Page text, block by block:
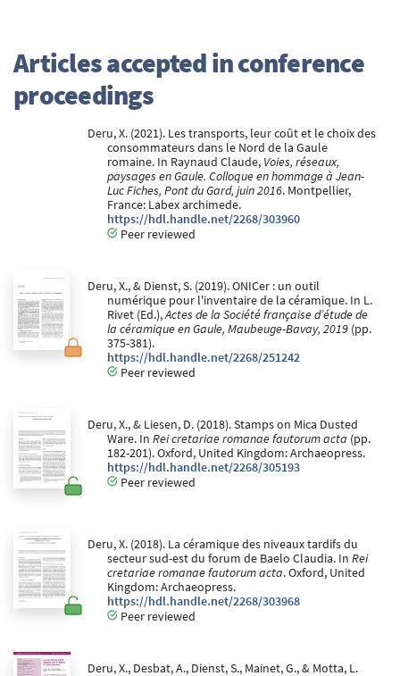
Articles accepted in conference
proceedings
Deru, X. (2021). Les transports, leur coût et le choix des
consommateurs dans le Nord de la Gaule
romaine. In Raynaud Claude, Voies, réseaux,
paysages en Gaule. Colloque en hommage à Jean-
Luc Fiches, Pont du Gard, juin 2016. Montpellier,
France: Labex archimede.
https://hdl.handle.net/2268/303960
Peer reviewed
Deru, X., & Dienst, S. (2019). ONICer : un outil
numérique pour l'inventaire de la céramique. In L.
Rivet (Ed.),Actes de la Société française d’étude de
la céramique en Gaule, Maubeuge-Bavay, 2019 (pp.
375-381).
https://hdl.handle.net/2268/251242
Peer reviewed
Deru, X., & Liesen, D. (2018). Stamps on Mica Dusted
Ware. In Rei cretariae romanae fautorum acta (pp.
182-201). Oxford, United Kingdom: Archaeopress.
https://hdl.handle.net/2268/305193
Peer reviewed
Deru, X. (2018). La céramique des niveaux tardifs du
secteur sud-est du forum de Baelo Claudia. In Rei
cretariae romanae fautorum acta. Oxford, United
Kingdom: Archaeopress.
https://hdl.handle.net/2268/303968
Peer reviewed
Deru, X., Desbat, A., Dienst, S., Mainet, G., & Motta, L.